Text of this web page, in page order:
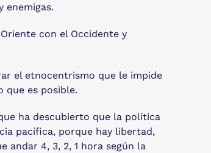
enemigas.
con el Occidente y
el etnocentrismo que le impide
que es posible.
ha descubierto que la política
pacífica, porque hay libertad,
andar 4, 3, 2, 1 hora según la